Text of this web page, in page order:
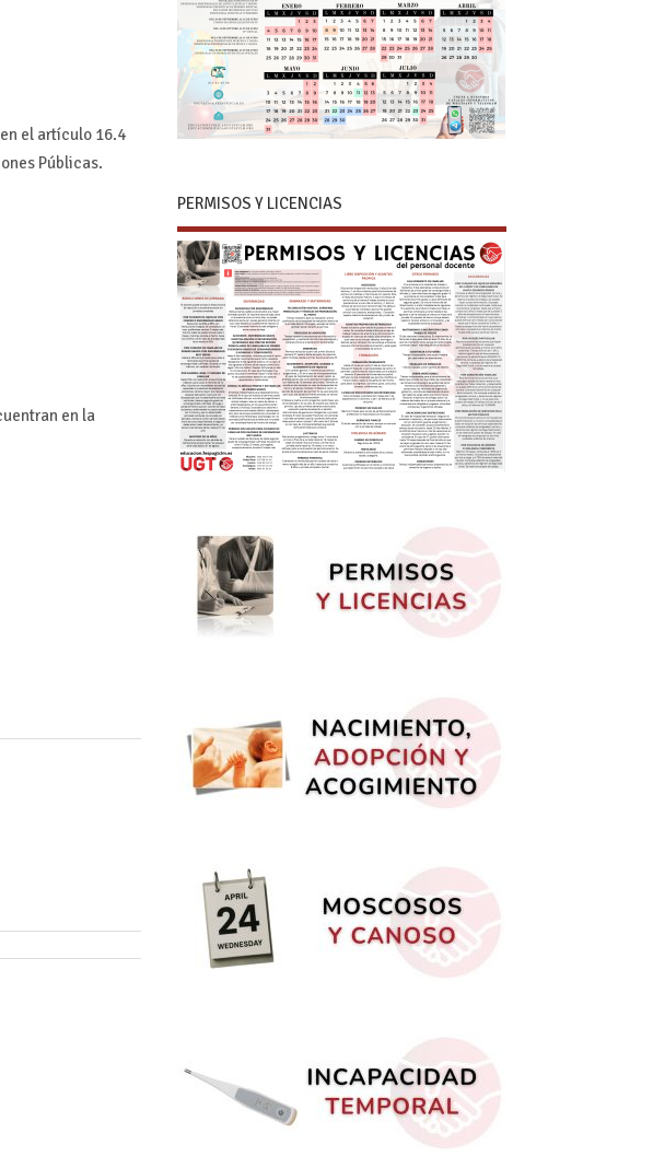
el artículo 16.4
Públicas.
en la
PERMISOS Y LICENCIAS